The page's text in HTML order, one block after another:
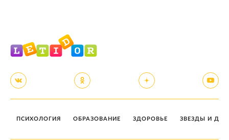
ПСИХОЛОГИЯ ОБРАЗОВАНИЕ ЗДОРОВЬЕ ЗВЕЗДЫ И